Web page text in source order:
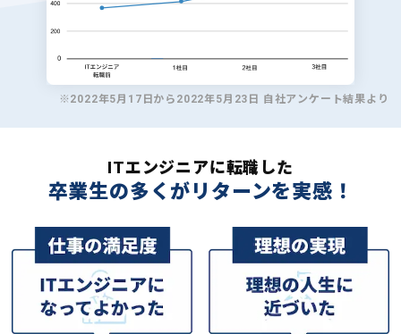
※2022年5月17日から2022年5月23日 自社アンケート結果より
ITエンジニアに転職した
卒業生の多くがリターンを実感！